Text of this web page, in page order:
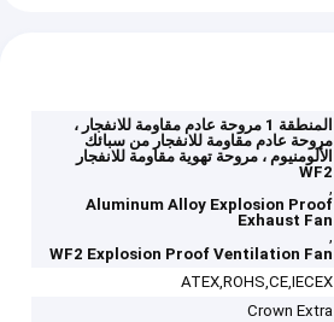
المنطقة 1 مروحة عادم مقاومة للانفجار ،
مروحة عادم مقاومة للانفجار من سبائك
الألومنيوم ، مروحة تهوية مقاومة للانفجار
WF2
,
Aluminum Alloy Explosion Proof
Exhaust Fan
,
WF2 Explosion Proof Ventilation Fan
ATEX,ROHS,CE,IECEX
Crown Extra